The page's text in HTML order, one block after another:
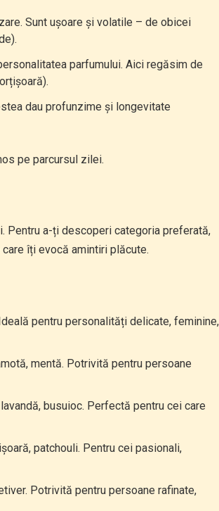
Sunt ușoare și volatile – de obicei
parfumului. Aici regăsim de
dau profunzime și longevitate
pe parcursul zilei.
Pentru a-ți descoperi categoria preferată,
îți evocă amintiri plăcute.
pentru personalități delicate, feminine,
mentă. Potrivită pentru persoane
busuioc. Perfectă pentru cei care
patchouli. Pentru cei pasionali,
Potrivită pentru persoane rafinate,